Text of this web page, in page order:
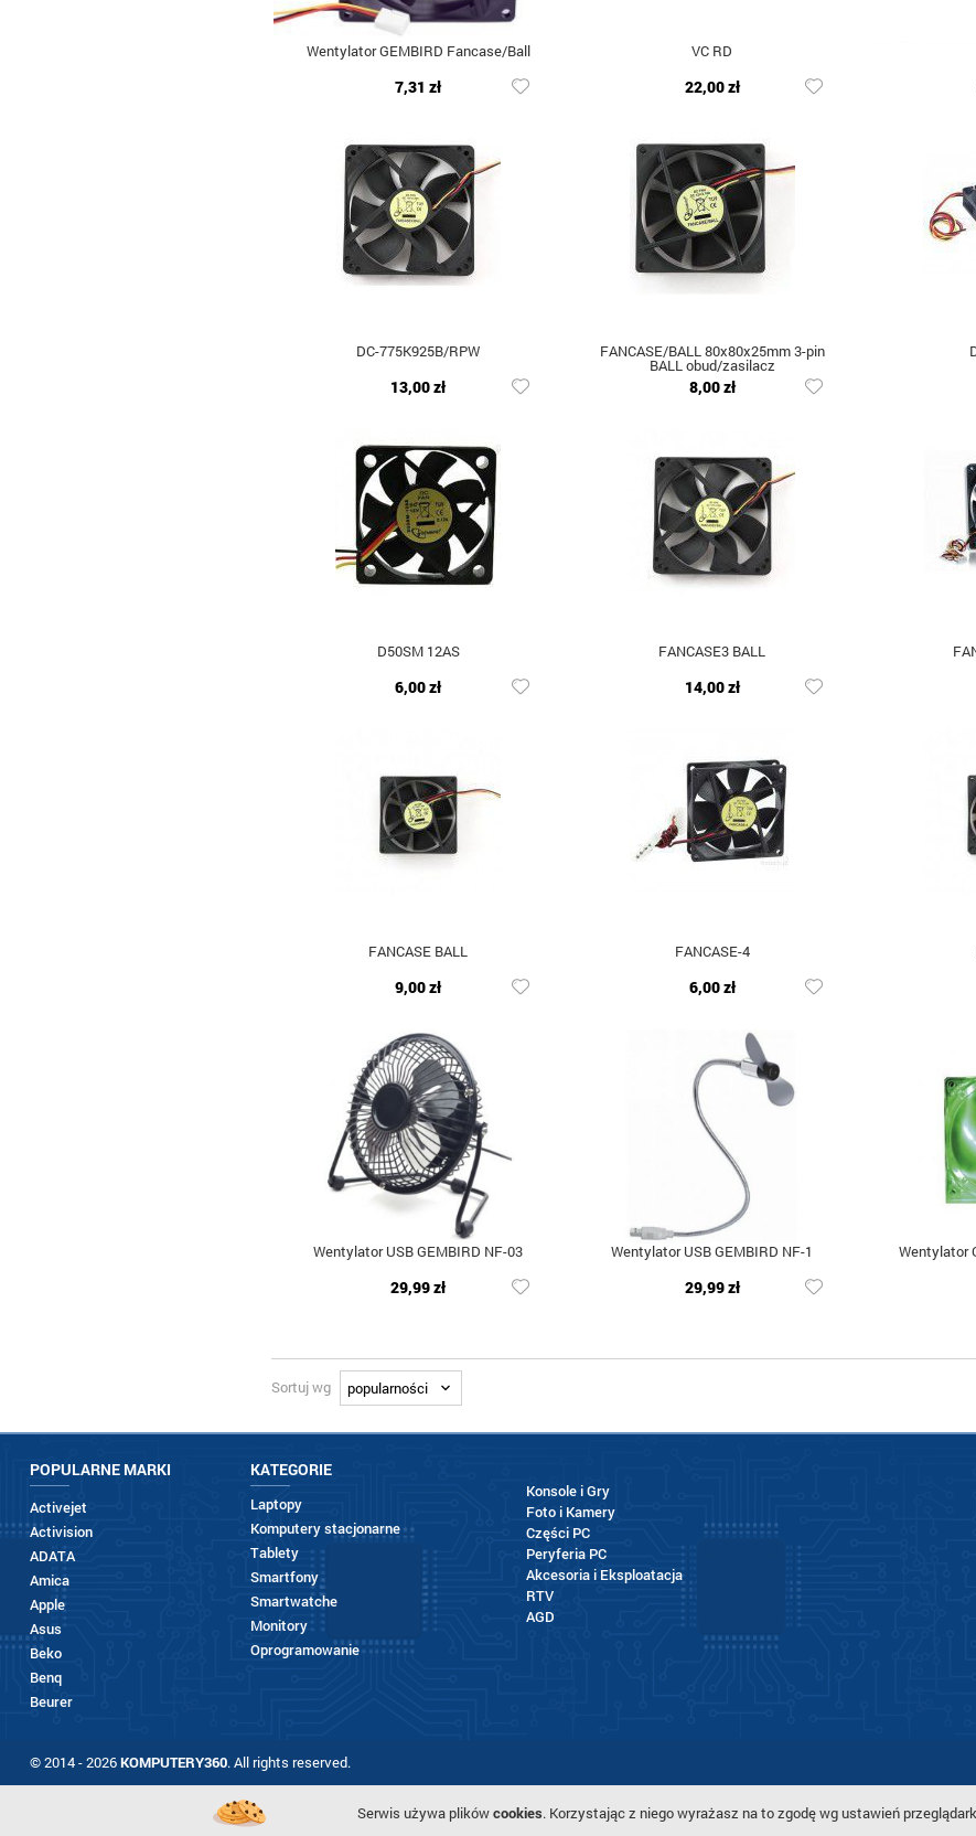
Wentylator GEMBIRD Fancase/Ball
7,31 zł
VC RD
22,00 zł
DC-775K925B/RPW
13,00 zł
FANCASE/BALL 80x80x25mm 3-pin
BALL obud/zasilacz
8,00 zł
D50SM 12AS
6,00 zł
FANCASE3 BALL
14,00 zł
FANCASE BALL
9,00 zł
FANCASE-4
6,00 zł
Wentylator USB GEMBIRD NF-03
29,99 zł
Wentylator USB GEMBIRD NF-1
29,99 zł
Wentylator
Sortuj wg
POPULARNE MARKI
Activejet
Activision
ADATA
Amica
Apple
Asus
Beko
Benq
Beurer
KATEGORIE
Laptopy
Komputery stacjonarne
Tablety
Smartfony
Smartwatche
Monitory
Oprogramowanie
Konsole i Gry
Foto i Kamery
Części PC
Peryferia PC
Akcesoria i Eksploatacja
RTV
AGD
© 2014 - 2026KOMPUTERY360. All rights reserved.
Serwis używa plikówcookies. Korzystając z niego wyrażasz na to zgodę wg ustawień